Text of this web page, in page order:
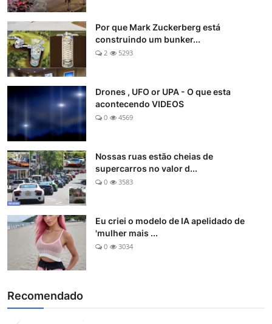
Por que Mark Zuckerberg está
construindo um bunker...
2 5293
Drones , UFO or UPA - O que esta
acontecendo VIDEOS
0 4569
Nossas ruas estão cheias de
supercarros no valor d...
0 3583
Eu criei o modelo de IA apelidado de
'mulher mais ...
0 3034
Recomendado